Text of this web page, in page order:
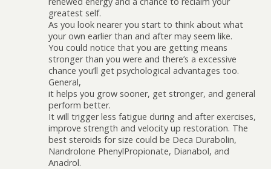
greatest self.
As you look nearer you start to think about what
your own earlier than and after may seem like.
You could notice that you are getting means
stronger than you were and there’s a excessive
chance you’ll get psychological advantages too.
General,
it helps you grow sooner, get stronger, and general
perform better.
It will trigger less fatigue during and after exercises,
improve strength and velocity up restoration. The
best steroids for size could be Deca Durabolin,
Nandrolone PhenylPropionate, Dianabol, and
Anadrol.